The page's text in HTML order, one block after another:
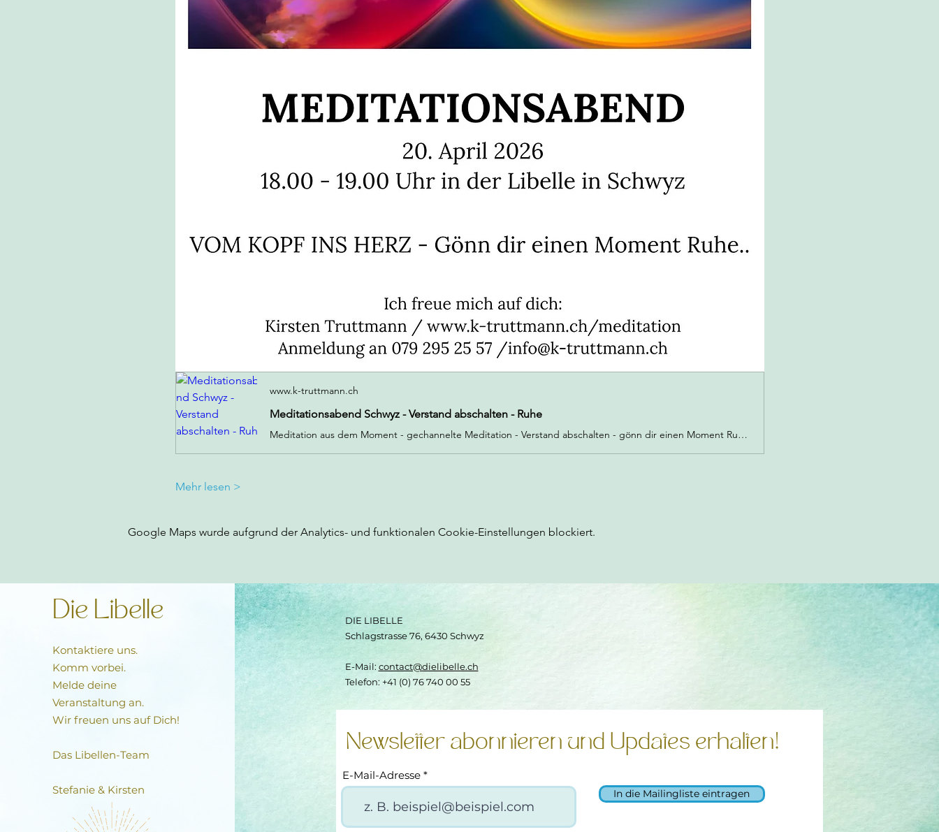
www.k-truttmann.ch
Meditationsabend Schwyz - Verstand abschalten - Ruhe
Meditation aus dem Moment - gechannelte Meditation - Verstand abschalten - gönn dir einen Moment Ruhe - Schwyz - Brunnen
Mehr lesen >
Google Maps wurde aufgrund der Analytics- und funktionalen Cookie-Einstellungen blockiert.
Die Libelle
Kontaktiere uns.
Komm vorbei.
Melde deine
Veranstaltung an.
Wir freuen uns auf Dich!
Das Libellen-Team​
Stefanie & Kirsten
DIE LIBELLE
Schlagstrasse 76, 6430 Schwyz
E-Mail: contact@dielibelle.ch
Telefon: +41 (0) 76 740 00 55
Newsletter abonnieren und Updates erhalten!
E-Mail-Adresse
In die Mailingliste eintragen